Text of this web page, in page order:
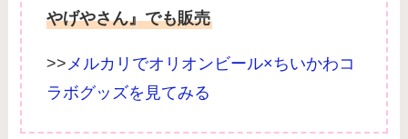
やげやさん』でも販売
>>メルカリでオリオンビール×ちいかわコ
ラボグッズを見てみる